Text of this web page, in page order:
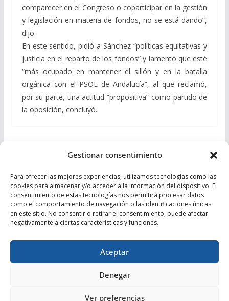
Gestionar consentimiento
Para ofrecer las mejores experiencias, utilizamos tecnologías como las
cookies para almacenar y/o acceder a la información del dispositivo. El
consentimiento de estas tecnologías nos permitirá procesar datos
como el comportamiento de navegación o las identificaciones únicas
en este sitio. No consentir o retirar el consentimiento, puede afectar
negativamente a ciertas características y funciones.
Aceptar
Denegar
Ver preferencias
comparecer en el Congreso o coparticipar en la gestión
y legislación en materia de fondos, no se está dando”,
dijo.
En este sentido, pidió a Sánchez “políticas equitativas y
justicia en el reparto de los fondos” y lamentó que esté
“más ocupado en mantener el sillón y en la batalla
orgánica con el PSOE de Andalucía”, al que reclamó,
por su parte, una actitud “propositiva” como partido de
la oposición, concluyó.
el que los alcaldes y concejales seguirán siendo el
“verdadero corazón del PP”
Javier A. García: “La esencia del PP seguirá siendo
defender a los almerienses y a nuestra agricultura
como principal motor económico de la provincia”
Partido Popular de Almería